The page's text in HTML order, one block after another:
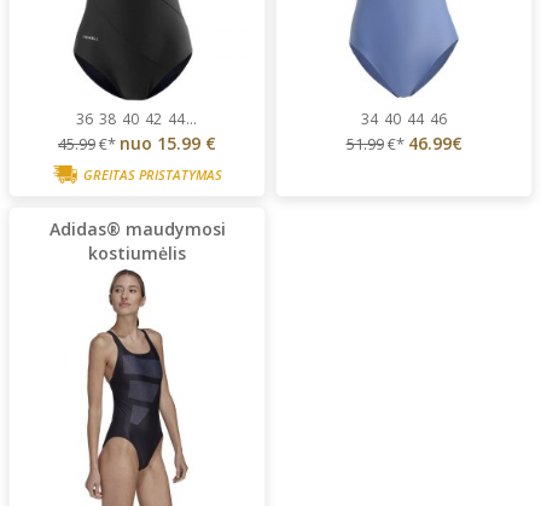
36 38 40 42 44...
45.99€* nuo 15.99 €
GREITAS PRISTATYMAS
34 40 44 46
51.99€* 46.99€
Adidas® maudymosi
kostiumėlis